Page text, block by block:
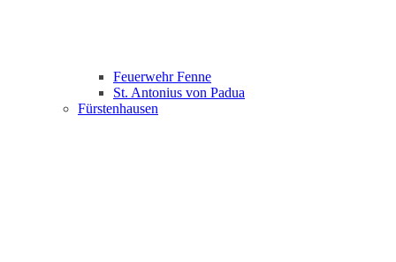
Feuerwehr Fenne
St. Antonius von Padua
Fürstenhausen